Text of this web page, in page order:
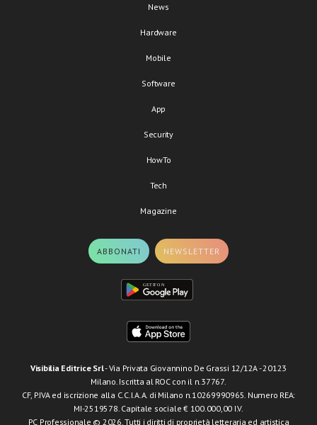
News
Hardware
Mobile
Software
App
Security
HowTo
Tech
Magazine
ABBONATI NEWSLETTER
Visibilia Editrice Srl- Via Privata Giovannino De Grassi 12/12A - 20123
Milano. Iscritta al ROC con il n.37767.
CF, P.IVA ed iscrizione alla C.C.I.A.A. di Milano n.10269990965. Numero REA:
MI-2519578. Capitale sociale € 100.000,00 I.V.
PC Professionale © 2026. Tutti i diritti di proprietà letteraria ed artistica